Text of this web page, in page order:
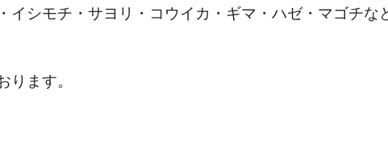
シモチ・サヨリ・コウイカ・ギマ・ハゼ・マゴチな
ます。